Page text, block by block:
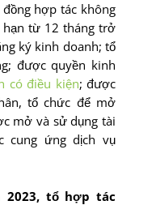
hợp tác không
từ 12 tháng trở
ký kinh doanh; tổ
được quyền kinh
có điều kiện; được
tổ chức để mở
mở và sử dụng tài
cung ứng dịch vụ
2023, tổ hợp tác